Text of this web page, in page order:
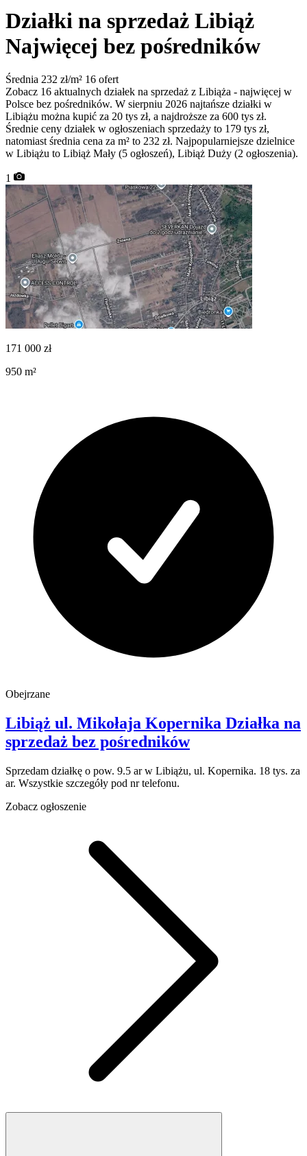
Działki na sprzedaż Libiąż
Najwięcej bez pośredników
Średnia 232 zł/m² 16 ofert
Zobacz 16 aktualnych działek na sprzedaż z Libiąża - najwięcej w
Polsce bez pośredników. W sierpniu 2026 najtańsze działki w
Libiążu można kupić za 20 tys zł, a najdroższe za 600 tys zł.
Średnie ceny działek w ogłoszeniach sprzedaży to 179 tys zł,
natomiast średnia cena za m² to 232 zł. Najpopularniejsze dzielnice
w Libiążu to Libiąż Mały (5 ogłoszeń), Libiąż Duży (2 ogłoszenia).
1
171 000 zł
950 m²
Obejrzane
Libiąż ul. Mikołaja Kopernika Działka na
sprzedaż bez pośredników
Sprzedam działkę o pow. 9.5 ar w Libiążu, ul. Kopernika. 18 tys. za
ar. Wszystkie szczegóły pod nr telefonu.
Zobacz ogłoszenie